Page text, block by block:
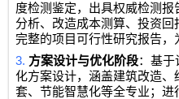
度检测鉴定，出具权威检测
分析、改造成本测算、投资
完整的项目可行性研究报告，
3. 方案设计与优化阶段：基于
化方案设计，涵盖建筑改造
套、节能智慧化等全专业；